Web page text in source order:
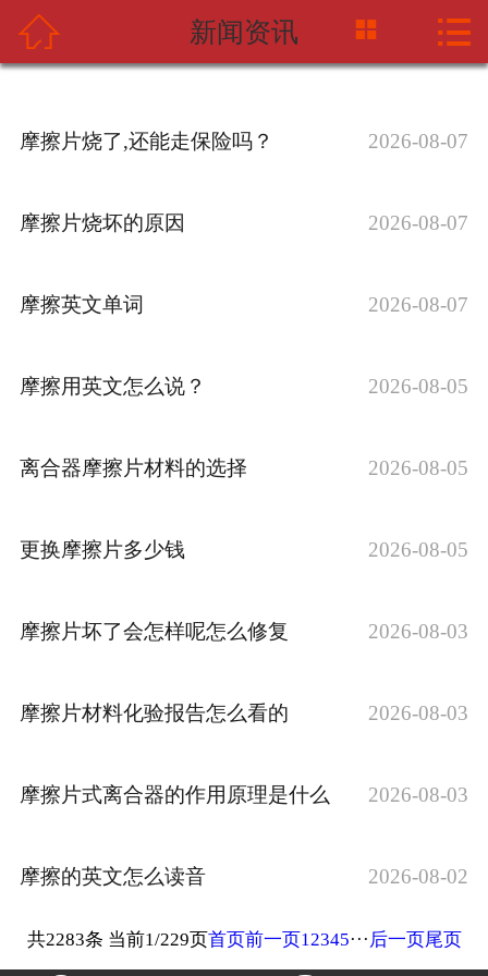
网站首页
新闻资讯
海天企业
 新闻资讯  
摩擦片烧了,还能走保险吗？ 2026-08-07
摩擦片烧坏的原因 2026-08-07
摩擦英文单词 2026-08-07
摩擦用英文怎么说？ 2026-08-05
离合器摩擦片材料的选择 2026-08-05
更换摩擦片多少钱 2026-08-05
摩擦片坏了会怎样呢怎么修复 2026-08-03
摩擦片材料化验报告怎么看的 2026-08-03
摩擦片式离合器的作用原理是什么 2026-08-03
摩擦的英文怎么读音 2026-08-02
共2283条 当前1/229页首页前一页12345··· 后一页尾页